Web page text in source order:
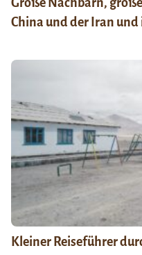
Große Nachbarn,
China und der Iran
Kleiner Reiseführer